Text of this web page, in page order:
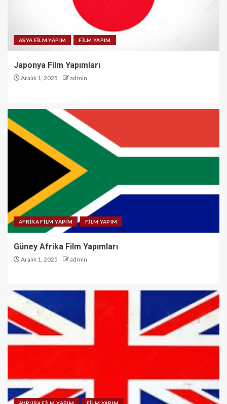
ASYA FİLM YAPIM FİLM YAPIM
Japonya Film Yapımları
Aralık 1, 2025 admin
AFRİKA FİLM YAPIM FİLM YAPIM
Güney Afrika Film Yapımları
Aralık 1, 2025 admin